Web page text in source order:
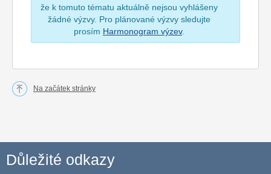
že k tomuto tématu aktuálně nejsou vyhlášeny
žádné výzvy. Pro plánované výzvy sledujte
prosím Harmonogram výzev.
Na začátek stránky
Důležité odkazy